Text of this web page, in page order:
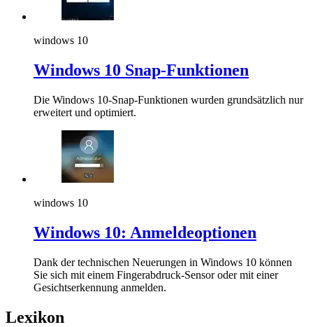
windows 10
Windows 10 Snap-Funktionen
Die Windows 10-Snap-Funktionen wurden grundsätzlich nur
erweitert und optimiert.
windows 10
Windows 10: Anmeldeoptionen
Dank der technischen Neuerungen in Windows 10 können
Sie sich mit einem Fingerabdruck-Sensor oder mit einer
Gesichtserkennung anmelden.
Lexikon